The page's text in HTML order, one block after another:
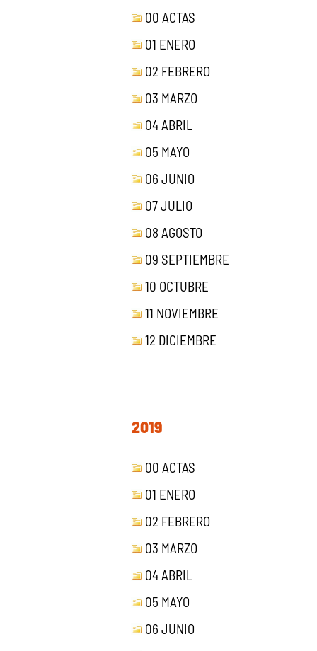
00 ACTAS
01 ENERO
02 FEBRERO
03 MARZO
04 ABRIL
05 MAYO
06 JUNIO
07 JULIO
08 AGOSTO
09 SEPTIEMBRE
10 OCTUBRE
11 NOVIEMBRE
12 DICIEMBRE
2019
00 ACTAS
01 ENERO
02 FEBRERO
03 MARZO
04 ABRIL
05 MAYO
06 JUNIO